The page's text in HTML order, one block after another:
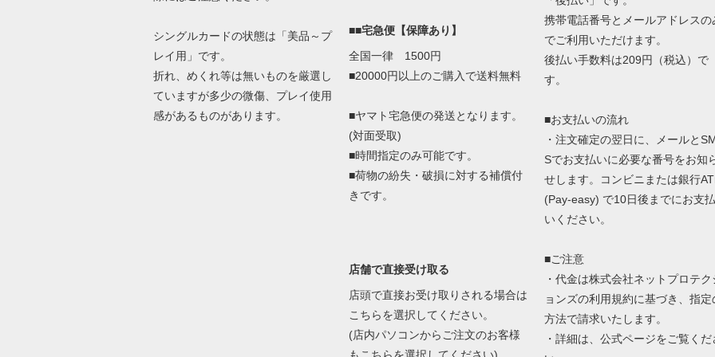
シングルカードの状態は「美品～プ
レイ用」です。
折れ、めくれ等は無いものを厳選し
ていますが多少の微傷、プレイ使用
感があるものがあります。
■■宅急便【保障あり】
全国一律 1500円
■20000円以上のご購入で送料無料
■ヤマト宅急便の発送となります。
(対面受取)
■時間指定のみ可能です。
■荷物の紛失・破損に対する補償付
きです。
店舗で直接受け取る
店頭で直接お受け取りされる場合は
こちらを選択してください。
(店内パソコンからご注文のお客様
携帯電話番号とメールアドレスの
でご利用いただけます。
後払い手数料は209円（税込）で
す。
■お支払いの流れ
・注文確定の翌日に、メールと
Sでお支払いに必要な番号をお知
せします。コンビニまたは銀行
(Pay-easy) で10日後までにお支払
いください。
■ご注意
・代金は株式会社ネットプロテク
ョンズの利用規約に基づき、指定
方法で請求いたします。
・詳細は、 公式ページをご覧くだ